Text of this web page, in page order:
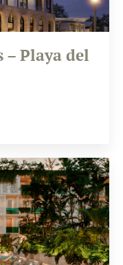
Playa del